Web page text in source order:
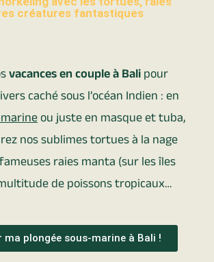
créatures fantastiques
vacances en couple à Balipour
caché sous l’océan Indien : en
ou juste en masque et tuba,
nos sublimes tortues à la nage
raies manta (sur les îles
de poissons tropicaux…
ma plongée sous-marine à Bali !